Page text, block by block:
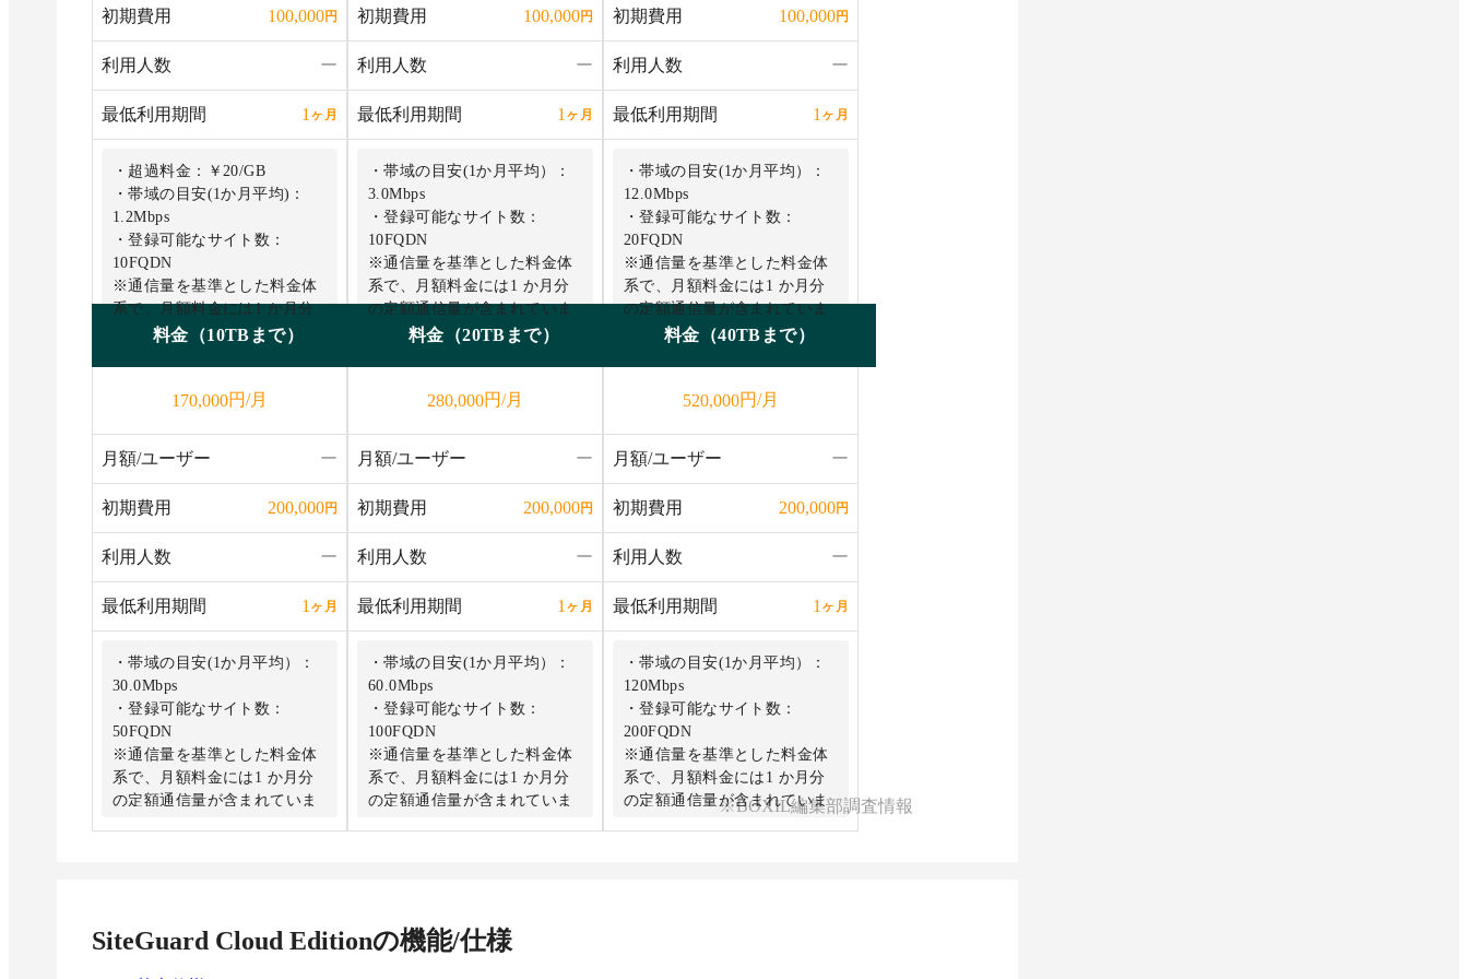
初期費用 100,000円
利用人数 ー
最低利用期間 1 ヶ月
・超過料金：￥20/GB
・帯域の目安(1か月平均)：
1.2Mbps
・登録可能なサイト数：
10FQDN
※通信量を基準とした料金体
系で、月額料金には1 か月分
の定額通信量が含まれていま
クエスト処理数、CPU 、メモ
イトを登録される場合には上
位プランによるお申し込みを
初期費用 100,000円
利用人数 ー
最低利用期間 1 ヶ月
・帯域の目安(1か月平均）：
3.0Mbps
・登録可能なサイト数：
10FQDN
※通信量を基準とした料金体
系で、月額料金には1 か月分
の定額通信量が含まれていま
リ）が異なります。多数のサ
位プランによるお申し込みを
推奨します。
初期費用 100,000円
利用人数 ー
最低利用期間 1 ヶ月
・帯域の目安(1か月平均）：
12.0Mbps
・登録可能なサイト数：
20FQDN
※通信量を基準とした料金体
系で、月額料金には1 か月分
の定額通信量が含まれていま
リ）が異なります。多数のサ
位プランによるお申し込みを
推奨します。
料金（10TBまで）
170,000円/月
月額/ユーザー ー
初期費用 200,000円
利用人数 ー
最低利用期間 1 ヶ月
・帯域の目安(1か月平均）：
30.0Mbps
・登録可能なサイト数：
50FQDN
※通信量を基準とした料金体
系で、月額料金には1 か月分
の定額通信量が含まれていま
位プランによるお申し込みを
料金（20TBまで）
280,000円/月
月額/ユーザー ー
初期費用 200,000円
利用人数 ー
最低利用期間 1 ヶ月
・帯域の目安(1か月平均）：
60.0Mbps
・登録可能なサイト数：
100FQDN
※通信量を基準とした料金体
系で、月額料金には1 か月分
の定額通信量が含まれていま
位プランによるお申し込みを
料金（40TBまで）
520,000円/月
月額/ユーザー ー
初期費用 200,000円
利用人数 ー
最低利用期間 1 ヶ月
・帯域の目安(1か月平均）：
120Mbps
・登録可能なサイト数：
200FQDN
※通信量を基準とした料金体
系で、月額料金には1 か月分
の定額通信量が含まれていま
※BOXIL編集部調査情報
SiteGuard Cloud Editionの機能/仕様